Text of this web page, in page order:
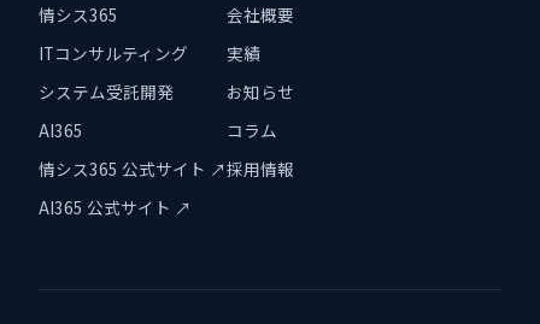
情シス365
ITコンサルティング
システム受託開発
AI365
情シス365 公式サイト ↗
AI365 公式サイト ↗
会社概要
実績
お知らせ
コラム
採用情報